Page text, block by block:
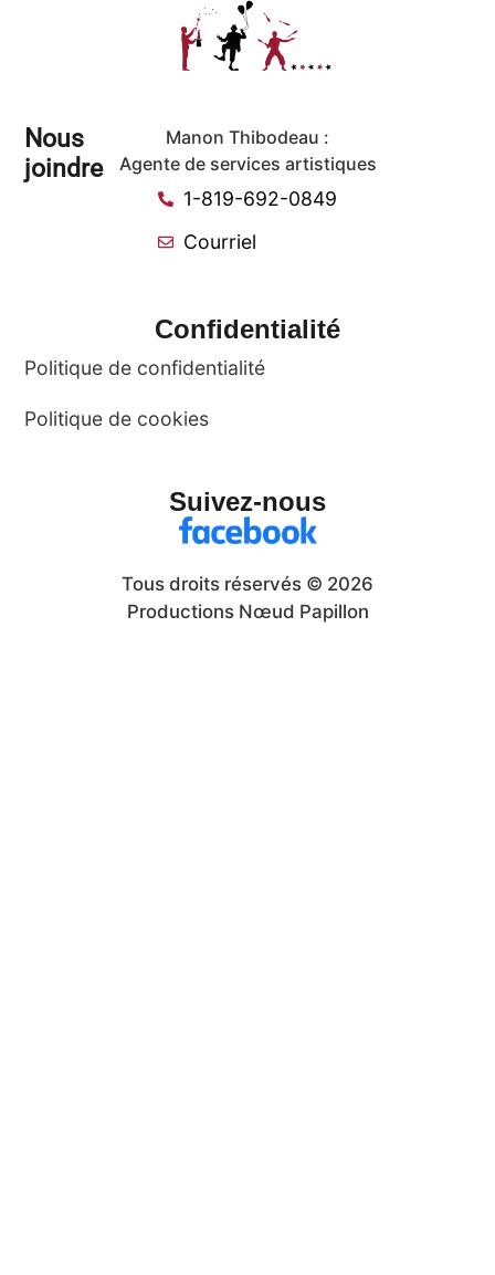
Nous
joindre
Manon Thibodeau :
Agente de services artistiques
1-819-692-0849
Courriel
Confidentialité
Politique de confidentialité
Politique de cookies
Suivez-nous
Tous droits réservés © 2026
Productions Nœud Papillon